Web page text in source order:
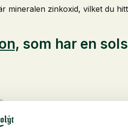
mineralen zinkoxid, vilket du
som har en